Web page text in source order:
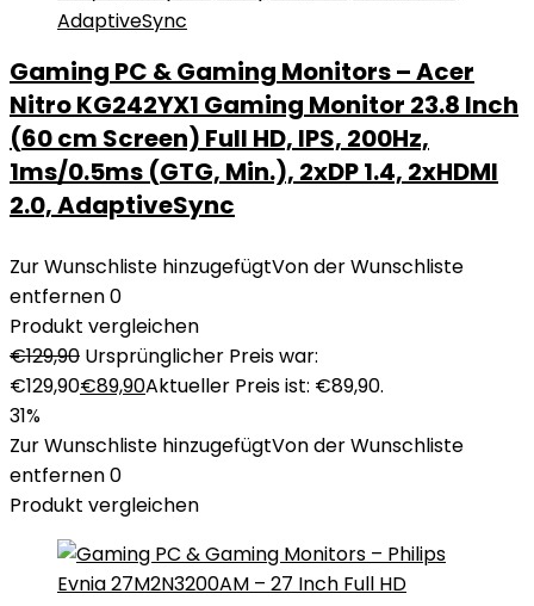
Gaming PC & Gaming Monitors – Acer
Nitro KG242YX1 Gaming Monitor 23.8 Inch
(60 cm Screen) Full HD, IPS, 200Hz,
1ms/0.5ms (GTG, Min.), 2xDP 1.4, 2xHDMI
2.0, AdaptiveSync
Zur Wunschliste hinzugefügtVon der Wunschliste
entfernen0
Produkt vergleichen
€129,90 Ursprünglicher Preis war:
€129,90€89,90Aktueller Preis ist: €89,90.
31%
Zur Wunschliste hinzugefügtVon der Wunschliste
entfernen0
Produkt vergleichen